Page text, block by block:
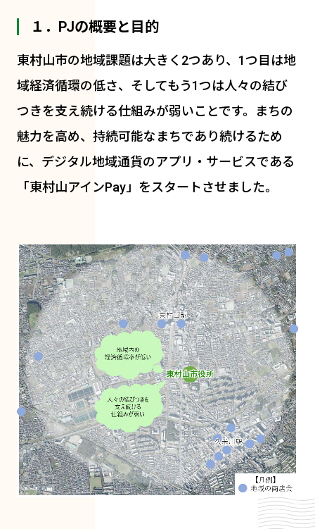
１．PJの概要と目的
東村山市の地域課題は大きく2つあり、1つ目は地
域経済循環の低さ、そしてもう1つは人々の結び
つきを支え続ける仕組みが弱いことです。まちの
魅力を高め、持続可能なまちであり続けるため
に、デジタル地域通貨のアプリ・サービスである
「東村山アインPay」をスタートさせました。